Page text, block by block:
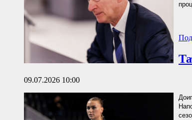
09.07.2026 10:00